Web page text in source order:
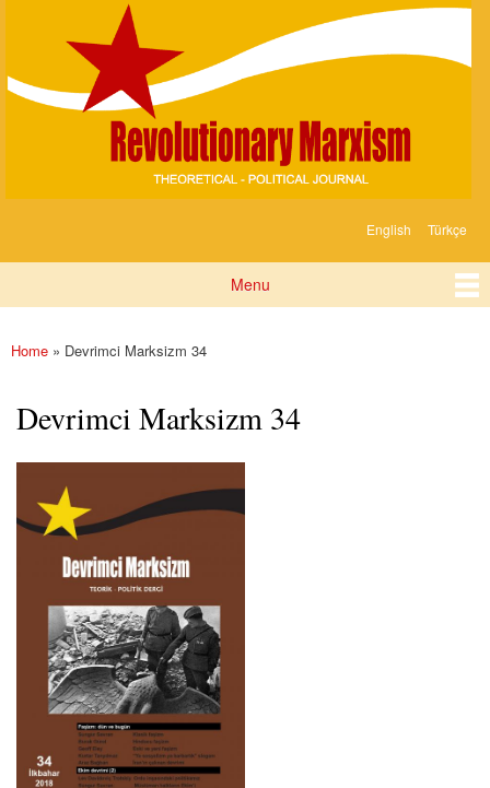
content
Marksizm
English Türkçe
Menu
You are here
Home » Devrimci Marksizm 34
Devrimci Marksizm 34